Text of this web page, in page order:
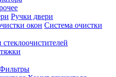
Ручки двери
Система очистки